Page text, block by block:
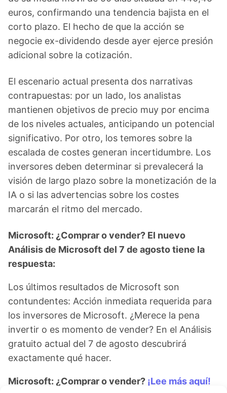
euros, confirmando una tendencia bajista en el
corto plazo. El hecho de que la acción se
negocie ex-dividendo desde ayer ejerce presión
adicional sobre la cotización.
El escenario actual presenta dos narrativas
contrapuestas: por un lado, los analistas
mantienen objetivos de precio muy por encima
de los niveles actuales, anticipando un potencial
significativo. Por otro, los temores sobre la
escalada de costes generan incertidumbre. Los
inversores deben determinar si prevalecerá la
visión de largo plazo sobre la monetización de la
IA o si las advertencias sobre los costes
marcarán el ritmo del mercado.
Microsoft: ¿Comprar o vender? El nuevo
Análisis de Microsoft del 7 de agosto tiene la
respuesta:
Los últimos resultados de Microsoft son
contundentes: Acción inmediata requerida para
los inversores de Microsoft. ¿Merece la pena
invertir o es momento de vender? En el Análisis
gratuito actual del 7 de agosto descubrirá
exactamente qué hacer.
Microsoft: ¿Comprar o vender? ¡Lee más aquí!